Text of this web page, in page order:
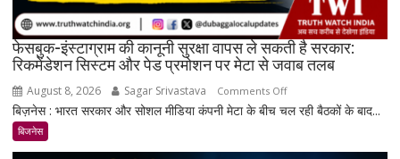
पहुंचे
दाम
फेसबुक-इंस्टाग्राम की कानूनी सुरक्षा वापस ले सकती है सरकार:
रिकमेंडेशन सिस्टम और पेड प्रमोशन पर मेटा से जवाब तलब
August 8, 2026 Sagar Srivastava Comments Offon
फेसबुक-
बिज़नेस : भारत सरकार और सोशल मीडिया कंपनी मेटा के बीच चल रही बैठकों के बाद...
बिजनेस